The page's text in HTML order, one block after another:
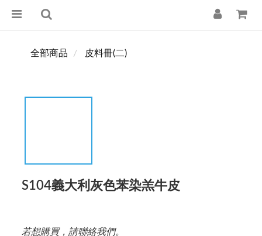
全部商品 皮料冊(二)
S104義大利灰色苯染羔牛皮
若想購買，請聯絡我們。